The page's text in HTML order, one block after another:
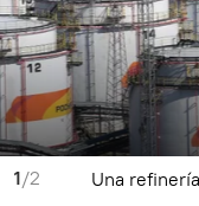
1/2 Una refinería